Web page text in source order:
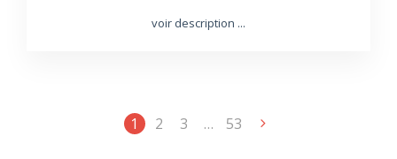
voir description ...
1 2 3 … 53